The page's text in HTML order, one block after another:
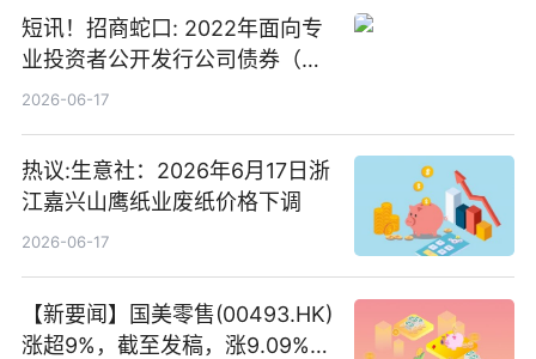
短讯！招商蛇口: 2022年面向专
业投资者公开发行公司债券（第
二期）（品种二）2026年付息公
2026-06-17
热议:生意社：2026年6月17日浙
江嘉兴山鹰纸业废纸价格下调
2026-06-17
【新要闻】国美零售(00493.HK)
涨超9%，截至发稿，涨9.09%，